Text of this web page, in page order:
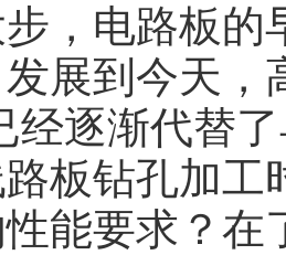
，电路板的
发展到今天
经逐渐代替
板钻孔加工
能要求？在